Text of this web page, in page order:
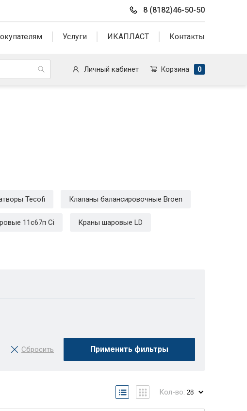
8 (8182)46-50-50
Услуги ИКАПЛАСТ Контакты
Личный кабинет Корзина 0
Tecofi Клапаны балансировочные Broen
11с67п Ci Краны шаровые LD
Сбросить Применить фильтры
Кол-во: